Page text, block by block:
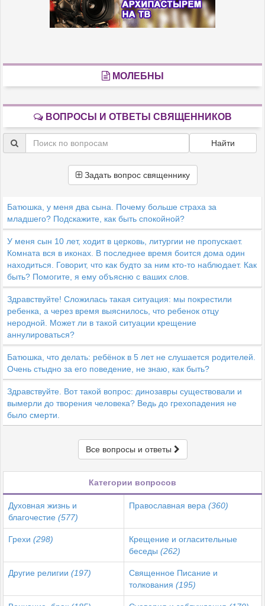
МОЛЕБНЫ
ВОПРОСЫ И ОТВЕТЫ СВЯЩЕННИКОВ
Найти
Задать вопрос священнику
Батюшка, у меня два сына. Почему больше страха за
младшего? Подскажите, как быть спокойной?
У меня сын 10 лет, ходит в церковь, литургии не пропускает.
Комната вся в иконах. В последнее время боится дома один
находиться. Говорит, что как будто за ним кто-то наблюдает. Как
быть? Помогите, я ему объясню с ваших слов.
Здравствуйте! Сложилась такая ситуация: мы покрестили
ребенка, а через время выяснилось, что ребенок отцу
неродной. Может ли в такой ситуации крещение
аннулироваться?
Батюшка, что делать: ребёнок в 5 лет не слушается родителей.
Очень стыдно за его поведение, не знаю, как быть?
Здравствуйте. Вот такой вопрос: динозавры существовали и
вымерли до творения человека? Ведь до грехопадения не
было смерти.
Все вопросы и ответы
Категории вопросов
Духовная жизнь и
благочестие (577)
Православная вера (360)
Грехи (298)
Крещение и огласительные
беседы (262)
Другие религии (197)
Священное Писание и
толкования (195)